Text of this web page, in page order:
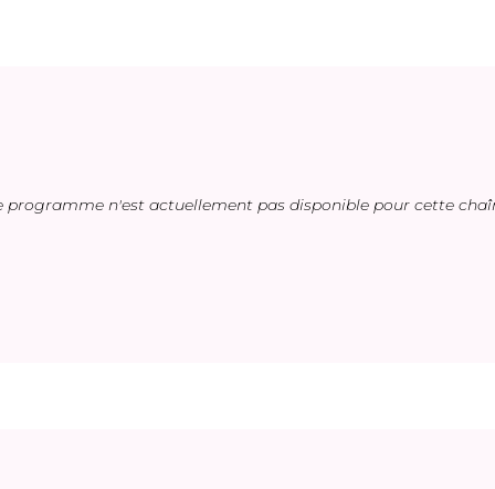
programme n'est actuellement pas disponible pour cette